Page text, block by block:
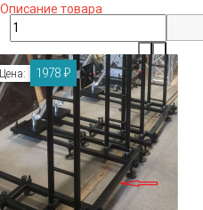
Описание товара
Цена: 1978 ₽